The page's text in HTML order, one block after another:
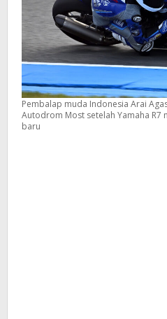
Pembalap muda Indonesia Arai
Autodrom Most setelah Yamaha
baru